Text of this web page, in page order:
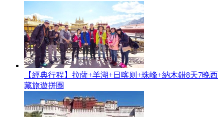
【經典行程】拉薩+羊湖+日喀则+珠峰+納木錯8天7晚西
藏旅遊拼團